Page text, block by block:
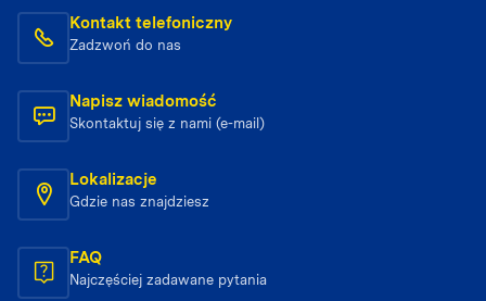
Kontakt telefoniczny
Zadzwoń do nas
Napisz wiadomość
Skontaktuj się z nami (e-mail)
Lokalizacje
Gdzie nas znajdziesz
FAQ
Najczęściej zadawane pytania